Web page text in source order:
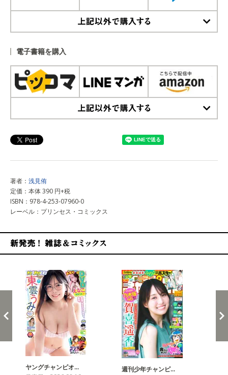
電子書籍を購入
著者： 浅見侑
定価：本体 390 円+税
ISBN：978-4-253-07960-0
レーベル：プリンセス・コミックス
ヤングチャンピオ…
週刊少年チャンピ…